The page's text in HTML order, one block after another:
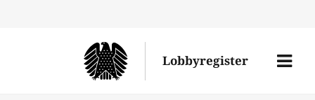
Lobbyregister
Menü